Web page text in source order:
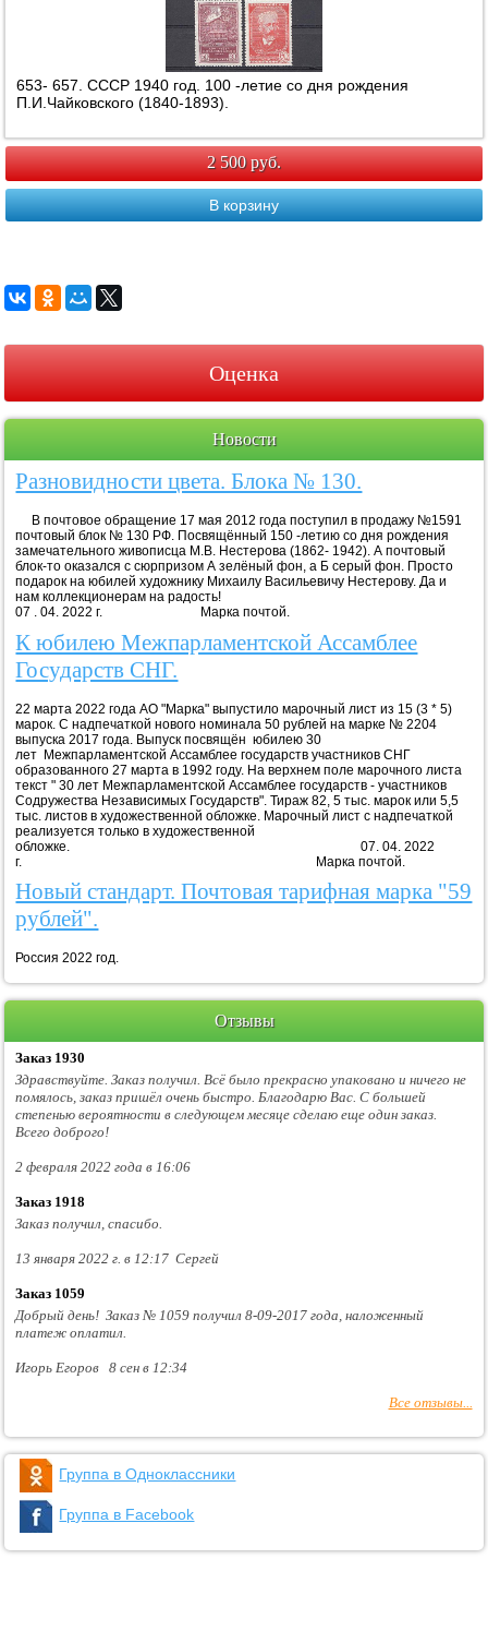
653- 657. СССР 1940 год. 100 -летие со дня рождения
П.И.Чайковского (1840-1893).
2 500 руб.
В корзину
Оценка
Новости
Разновидности цвета. Блока № 130.
В почтовое обращение 17 мая 2012 года поступил в продажу №1591
почтовый блок № 130 РФ. Посвящённый 150 -летию со дня рождения
замечательного живописца М.В. Нестерова (1862- 1942). А почтовый
блок-то оказался с сюрпризом А зелёный фон, а Б серый фон. Просто
подарок на юбилей художнику Михаилу Васильевичу Нестерову. Да и
нам коллекционерам на радость!
07 . 04. 2022 г. Марка почтой.
К юбилею Межпарламентской Ассамблее
Государств СНГ.
22 марта 2022 года АО "Марка" выпустило марочный лист из 15 (3 * 5)
марок. С надпечаткой нового номинала 50 рублей на марке № 2204
выпуска 2017 года. Выпуск посвящён юбилею 30
лет Межпарламентской Ассамблее государств участников СНГ
образованного 27 марта в 1992 году. На верхнем поле марочного листа
текст " 30 лет Межпарламентской Ассамблее государств - участников
Содружества Независимых Государств". Тираж 82, 5 тыс. марок или 5,5
тыс. листов в художественной обложке. Марочный лист с надпечаткой
реализуется только в художественной
обложке. 07. 04. 2022
г. Марка почтой.
Новый стандарт. Почтовая тарифная марка "59
рублей".
Россия 2022 год.
Отзывы
Заказ 1930
Здравствуйте. Заказ получил. Всё было прекрасно упаковано и ничего не
помялось, заказ пришёл очень быстро. Благодарю Вас. С большей
степенью вероятности в следующем месяце сделаю еще один заказ.
Всего доброго!
2 февраля 2022 года в 16:06
Заказ 1918
Заказ получил, спасибо.
13 января 2022 г. в 12:17 Сергей
Заказ 1059
Добрый день! Заказ № 1059 получил 8-09-2017 года, наложенный
платеж оплатил.
Игорь Егоров 8 сен в 12:34
Все отзывы...
Группа в Одноклассники
Группа в Facebook